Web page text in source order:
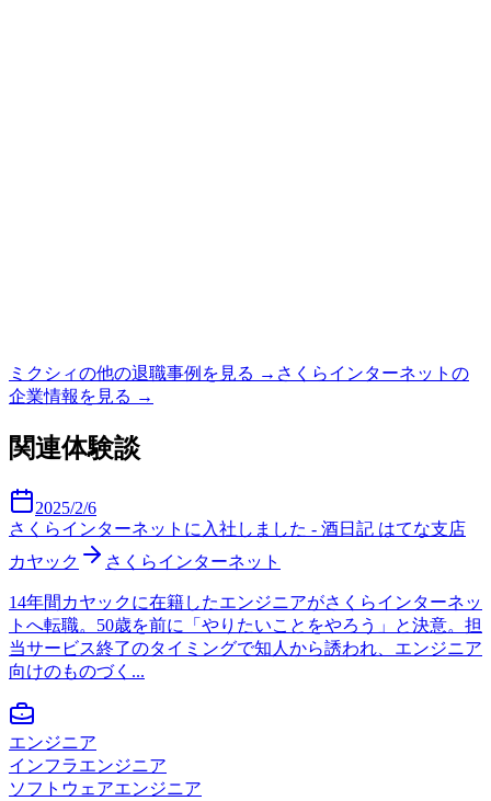
ミクシィの他の退職事例を見る → さくらインターネット の
企業情報を見る →
関連体験談
2025/2/6
さくらインターネットに入社しました - 酒日記 はてな支店
カヤック
さくらインターネット
14年間カヤックに在籍したエンジニアがさくらインターネッ
トへ転職。50歳を前に「やりたいことをやろう」と決意。担
当サービス終了のタイミングで知人から誘われ、エンジニア
向けのものづく...
エンジニア
インフラエンジニア
ソフトウェアエンジニア